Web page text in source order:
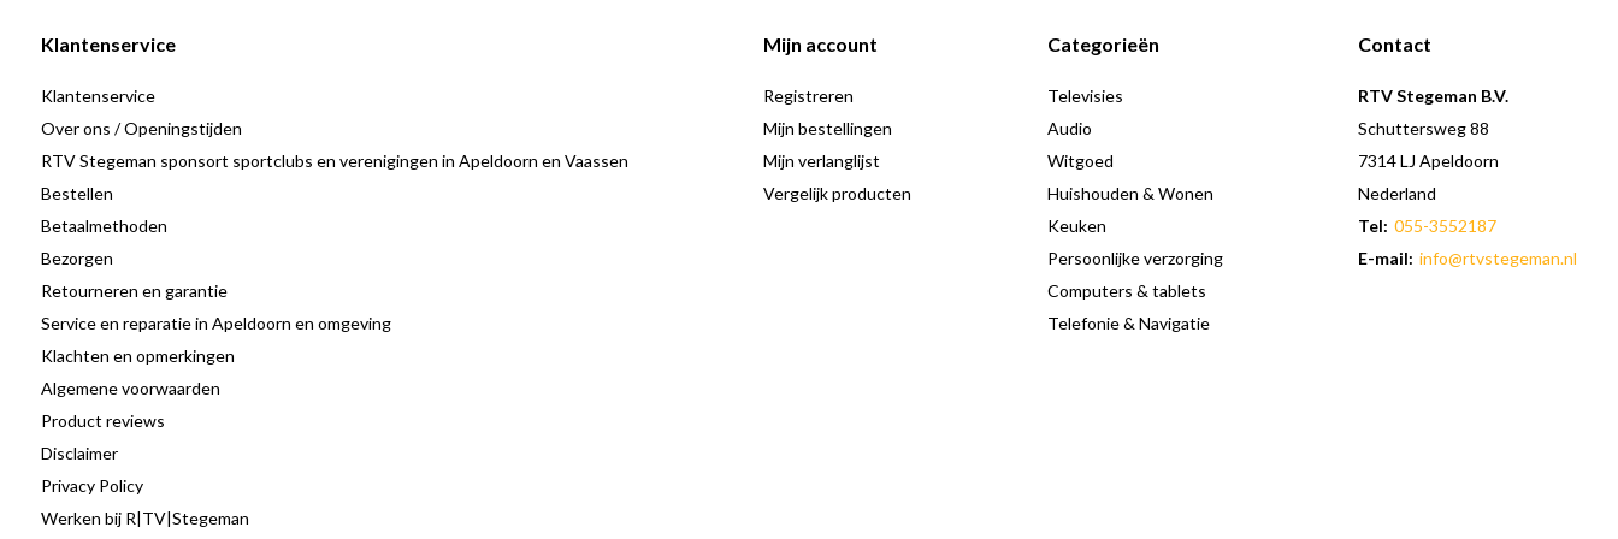
Klantenservice
Klantenservice
Over ons / Openingstijden
RTV Stegeman sponsort sportclubs en verenigingen in Apeldoorn en Vaassen
Bestellen
Betaalmethoden
Bezorgen
Retourneren en garantie
Service en reparatie in Apeldoorn en omgeving
Klachten en opmerkingen
Algemene voorwaarden
Product reviews
Disclaimer
Privacy Policy
Werken bij R|TV|Stegeman
Mijn account
Registreren
Mijn bestellingen
Mijn verlanglijst
Vergelijk producten
Categorieën
Televisies
Audio
Witgoed
Huishouden & Wonen
Keuken
Persoonlijke verzorging
Computers & tablets
Telefonie & Navigatie
Contact
RTV Stegeman B.V.
Schuttersweg 88
7314 LJ Apeldoorn
Nederland
Tel: 055-3552187
E-mail: info@rtvstegeman.nl